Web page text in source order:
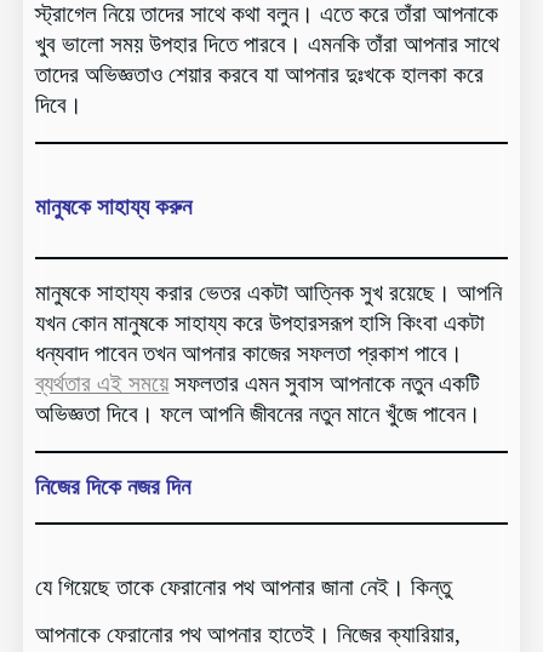
স্ট্রাগেল নিয়ে তাদের সাথে কথা বলুন। এতে করে তাঁরা আপনাকে
খুব ভালো সময় উপহার দিতে পারবে। এমনকি তাঁরা আপনার সাথে
তাদের অভিজ্ঞতাও শেয়ার করবে যা আপনার দুঃখকে হালকা করে
দিবে।
মানুষকে সাহায্য করুন
মানুষকে সাহায্য করার ভেতর একটা আত্নিক সুখ রয়েছে। আপনি
যখন কোন মানুষকে সাহায্য করে উপহারসরূপ হাসি কিংবা একটা
ধন্যবাদ পাবেন তখন আপনার কাজের সফলতা প্রকাশ পাবে।
ব্যর্থতার এই সময়ে সফলতার এমন সুবাস আপনাকে নতুন একটি
অভিজ্ঞতা দিবে। ফলে আপনি জীবনের নতুন মানে খুঁজে পাবেন।
নিজের দিকে নজর দিন
যে গিয়েছে তাকে ফেরানোর পথ আপনার জানা নেই। কিন্তু
আপনাকে ফেরানোর পথ আপনার হাতেই। নিজের ক্যারিয়ার,